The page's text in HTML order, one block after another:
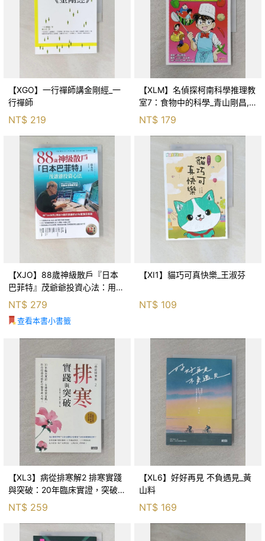
【XGO】一行禪師講金剛經_一
行禪師
NT$ 219
【XLM】名偵探柯南科學推理教
室7：食物中的科學_青山剛昌,
NT$ 179
【XJO】88歲神級散戶『日本
巴菲特』茂爺爺投資心法：用
「126法則」滾出18億円資產的
69年股海交易術_藤本茂, 賴惠
鈴
NT$ 279
查看本書小書籤
【XI1】貓巧可真快樂_王淑芬
NT$ 109
【XL3】病從排寒解2 排寒實踐
與突破：20年臨床實證，突破排
寒盲點，防治疫毒流感的中醫養
命方略！_李璧如
NT$ 259
【XL6】好好再見 不負遇見_黃
山料
NT$ 169